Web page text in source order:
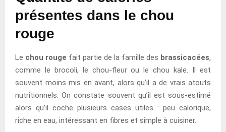
présentes dans le chou
rouge
Le chou rouge fait partie de la famille des brassicacées,
comme le brocoli, le chou-fleur ou le chou kale. Il est
souvent moins mis en avant, alors qu’il a de vrais atouts
nutritionnels. On constate souvent qu’il est sous-estimé
alors qu’il coche plusieurs cases utiles : peu calorique,
riche en eau, intéressant en fibres et simple à cuisiner.